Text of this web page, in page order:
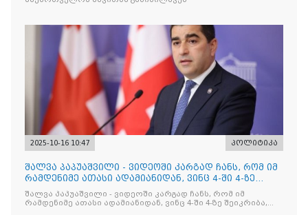
2025-10-16 10:47 პოლიტიკა
შალვა პაპუაშვილი - ვიდეოში კარგად ჩანს, რომ იმ
რამდენიმე ათასი ადამიანიდან, ვინც 4-ში 4-ზე
შეიკრიბა,
შალვა პაპუაშვილი - ვიდეოში კარგად ჩანს, რომ იმ
რამდენიმე ათასი ადამიანიდან, ვინც 4-ში 4-ზე შეიკრიბა,